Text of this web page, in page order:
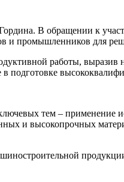
В обращении к
и промышленников для
работы, выразив
в подготовке
тем – применение
и высокопрочных